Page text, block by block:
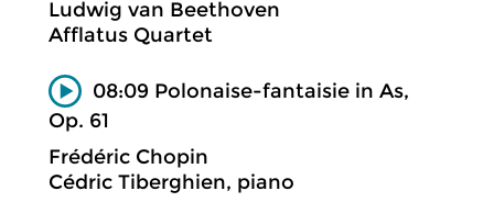
Ludwig van Beethoven
Afflatus Quartet
08:09 Polonaise-fantaisie in As,
Op. 61
Frédéric Chopin
Cédric Tiberghien, piano